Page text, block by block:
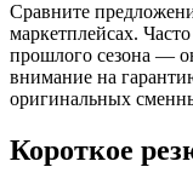
Сравните
маркетплейсах.
прошлого сезона —
внимание на
оригинальных
Короткое